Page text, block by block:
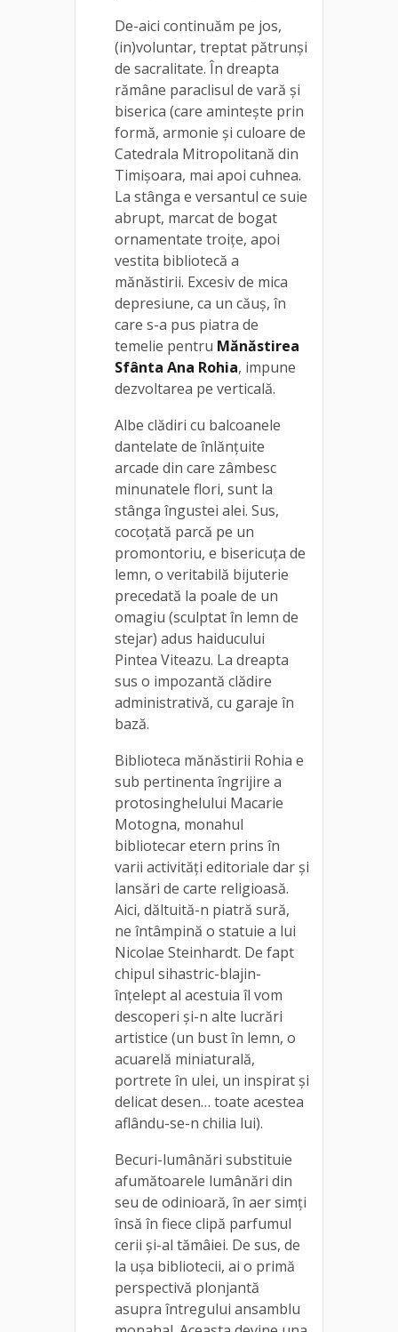
De-aici continuăm pe jos,
(in)voluntar, treptat pătrunşi
de sacralitate. În dreapta
rămâne paraclisul de vară şi
biserica (care aminteşte prin
formă, armonie şi culoare de
Catedrala Mitropolitană din
Timişoara, mai apoi cuhnea.
La stânga e versantul ce suie
abrupt, marcat de bogat
ornamentate troiţe, apoi
vestita bibliotecă a
mănăstirii. Excesiv de mica
depresiune, ca un căuş, în
care s-a pus piatra de
temelie pentru Mănăstirea
Sfânta Ana Rohia, impune
dezvoltarea pe verticală.
Albe clădiri cu balcoanele
dantelate de înlănţuite
arcade din care zâmbesc
minunatele flori, sunt la
stânga îngustei alei. Sus,
cocoţată parcă pe un
promontoriu, e bisericuţa de
lemn, o veritabilă bijuterie
precedată la poale de un
omagiu (sculptat în lemn de
stejar) adus haiducului
Pintea Viteazu. La dreapta
sus o impozantă clădire
administrativă, cu garaje în
bază.
Biblioteca mănăstirii Rohia e
sub pertinenta îngrijire a
protosinghelului Macarie
Motogna, monahul
bibliotecar etern prins în
varii activităţi editoriale dar şi
lansări de carte religioasă.
Aici, dăltuită-n piatră sură,
ne întâmpină o statuie a lui
Nicolae Steinhardt. De fapt
chipul sihastric-blajin-
înţelept al acestuia îl vom
descoperi şi-n alte lucrări
artistice (un bust în lemn, o
acuarelă miniaturală,
portrete în ulei, un inspirat şi
delicat desen… toate acestea
aflându-se-n chilia lui).
Becuri-lumânări substituie
afumătoarele lumânări din
seu de odinioară, în aer simţi
însă în fiece clipă parfumul
cerii şi-al tămâiei. De sus, de
la uşa bibliotecii, ai o primă
perspectivă plonjantă
asupra întregului ansamblu